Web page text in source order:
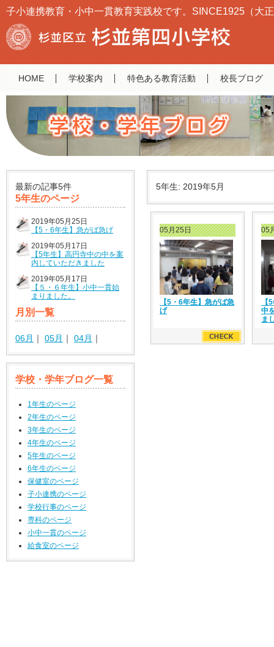
子小連携教育・小中一貫教育実践校です。SINCE1925（大
HOME 学校案内 特色ある教育活動 校長ブログ
最新の記事5件
5年生のページ
2019年05月25日
【5・6年生】急がば急げ
2019年05月17日
【5年生】高円寺中の中を案
内していただきました
2019年05月17日
【５・６年生】小中一貫始
まりました。
月別一覧
06月 ｜ 05月 ｜ 04月 ｜
学校・学年ブログ一覧
1年生のページ
2年生のページ
3年生のページ
4年生のページ
5年生のページ
6年生のページ
保健室のページ
子小連携のページ
学校行事のページ
専科のページ
小中一貫のページ
給食室のページ
5年生: 2019年5月
05月25日
【5・6年生】急がば急
げ
05
【
中
ま